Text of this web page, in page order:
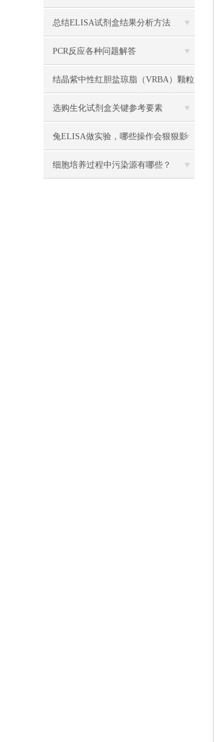
总结ELISA试剂盒结果分析方法
PCR反应各种问题解答
结晶紫中性红胆盐琼脂（VRBA）颗粒
科研使用方法
选购生化试剂盒关键参考要素
兔ELISA做实验，哪些操作会狠狠影
响OD读数？
细胞培养过程中污染源有哪些？